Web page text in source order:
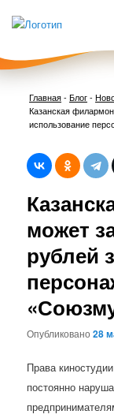
Главная-Блог-
Казанская
использование
может
рублей
Опубликовано28
Права
постоянно